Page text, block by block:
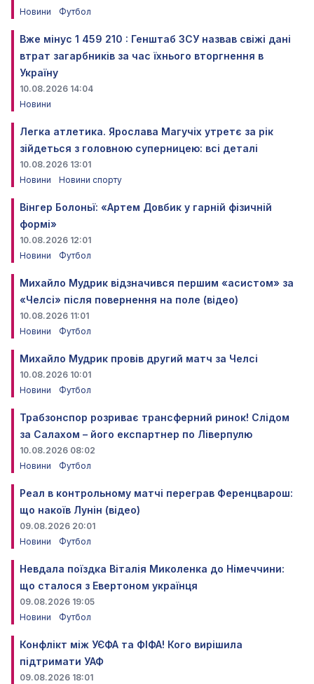
Новини
Футбол
Вже мінус 1 459 210 : Генштаб ЗСУ назвав свіжі дані
втрат загарбників за час їхнього вторгнення в
Україну
10.08.2026 14:04
Новини
Легка атлетика. Ярослава Магучіх утретє за рік
зійдеться з головною суперницею: всі деталі
10.08.2026 13:01
Новини
Новини спорту
Вінгер Болоньї: «Артем Довбик у гарній фізичній
формі»
10.08.2026 12:01
Новини
Футбол
Михайло Мудрик відзначився першим «асистом» за
«Челсі» після повернення на поле (відео)
10.08.2026 11:01
Новини
Футбол
Михайло Мудрик провів другий матч за Челсі
10.08.2026 10:01
Новини
Футбол
Трабзонспор розриває трансферний ринок! Слідом
за Салахом – його експартнер по Ліверпулю
10.08.2026 08:02
Новини
Футбол
Реал в контрольному матчі переграв Ференцварош:
що накоїв Лунін (відео)
09.08.2026 20:01
Новини
Футбол
Невдала поїздка Віталія Миколенка до Німеччини:
що сталося з Евертоном українця
09.08.2026 19:05
Новини
Футбол
Конфлікт між УЄФА та ФІФА! Кого вирішила
підтримати УАФ
09.08.2026 18:01